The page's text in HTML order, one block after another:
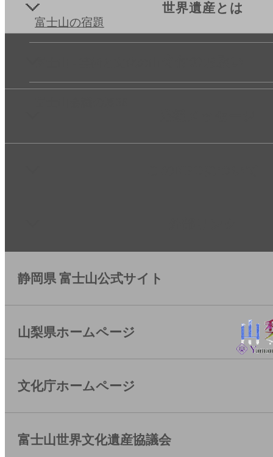
富士山の宿題
世界遺産とは
静岡県 富士山公式サイト
山梨県ホームページ
文化庁ホームページ
富士山世界文化遺産協議会